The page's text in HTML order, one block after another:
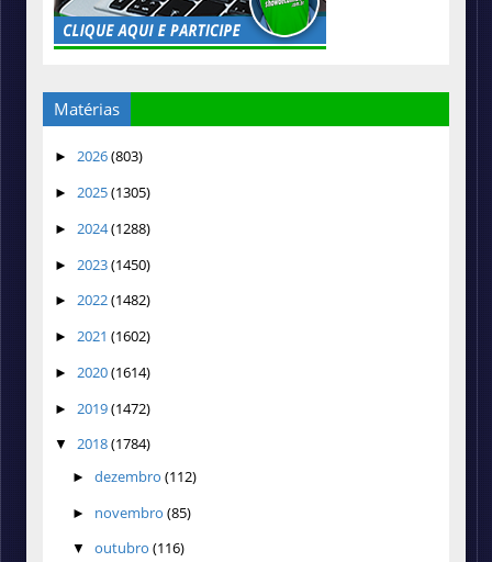
Matérias
► 2026(803)
► 2025(1305)
► 2024(1288)
► 2023(1450)
► 2022(1482)
► 2021 (1602)
► 2020(1614)
► 2019(1472)
▼ 2018(1784)
► dezembro (112)
► novembro (85)
▼ outubro (116)